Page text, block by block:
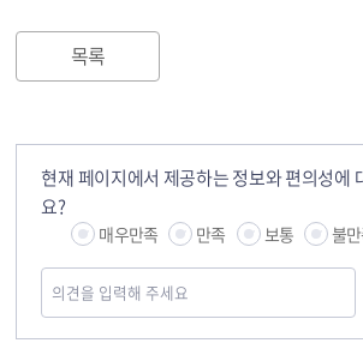
목록
현재 페이지에서 제공하는 정보와 편의성에
요?
매우만족 만족 보통 불
국민안전교육플랫폼